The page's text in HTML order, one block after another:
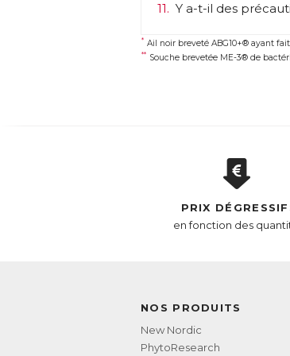
11. Y a-t-il des
* Ail noir breveté ABG10+® ayant
** Souche brevetée ME-3® de
PRIX
en fonction des
NOS PRODUITS
New Nordic
PhytoResearch